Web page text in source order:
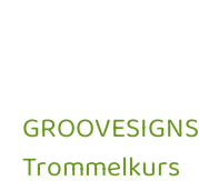
Trommelkurs